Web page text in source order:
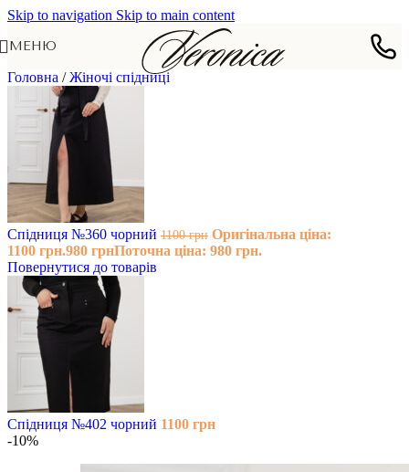
Skip to navigation Skip to main content
МЕНЮ
Головна / Жіночі спідниці
Спідниця №360 чорний 1100грн Оригінальна ціна:
1100 грн.980 грнПоточна ціна: 980 грн.
Повернутися до товарів
Спідниця №402 чорний 1100 грн
-10%